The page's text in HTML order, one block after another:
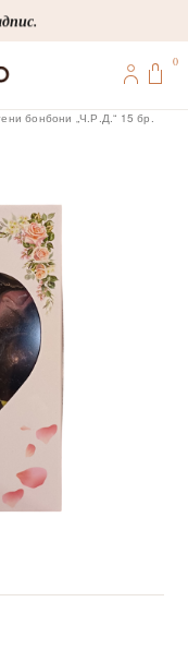
0
бонбони „Ч.Р.Д.“ 15 бр.